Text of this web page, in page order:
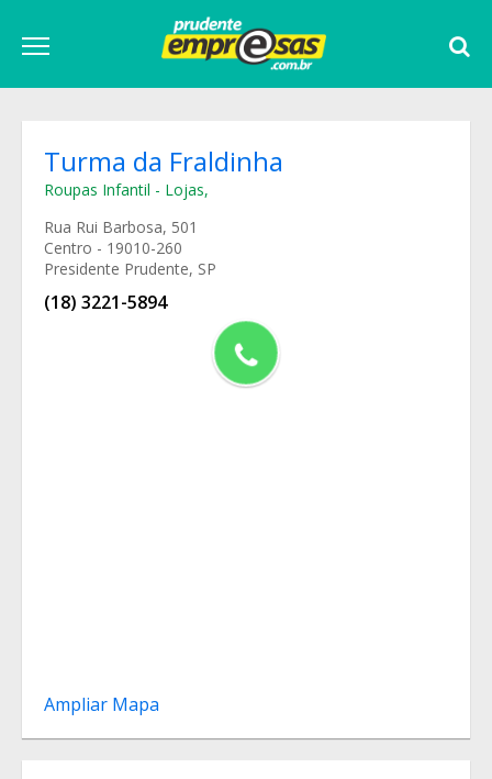
Turma da Fraldinha
Roupas Infantil - Lojas,
Rua Rui Barbosa, 501
Centro - 19010-260
Presidente Prudente, SP
(18) 3221-5894
Ampliar Mapa